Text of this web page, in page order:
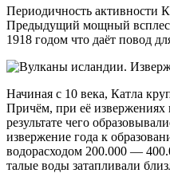
Периодичность активности
Предыдущий мощный
1918 годом что даёт повод
Начиная с 10 века, Катла
Причём, при её извержениях
результате чего
извержение года к
водорасходом 200.000 —
талые воды затапливали